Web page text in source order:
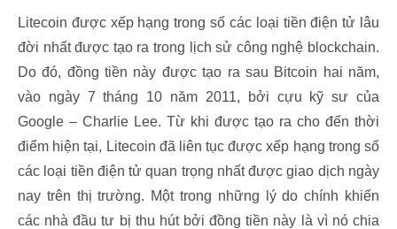
Litecoin được xếp hạng trong số các loại tiền điện tử lâu
đời nhất được tạo ra trong lịch sử công nghệ blockchain.
Do đó, đồng tiền này được tạo ra sau Bitcoin hai năm,
vào ngày 7 tháng 10 năm 2011, bởi cựu kỹ sư của
Google – Charlie Lee. Từ khi được tạo ra cho đến thời
điểm hiện tại, Litecoin đã liên tục được xếp hạng trong số
các loại tiền điện tử quan trọng nhất được giao dịch ngày
nay trên thị trường. Một trong những lý do chính khiến
các nhà đầu tư bị thu hút bởi đồng tiền này là vì nó chia